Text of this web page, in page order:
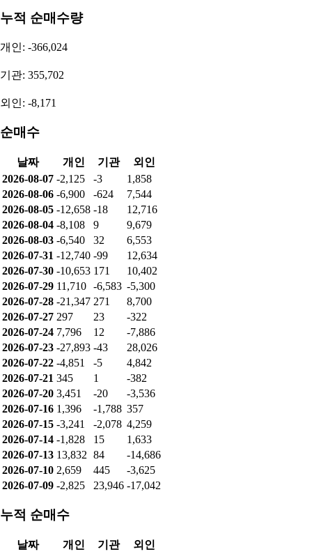
누적 순매수량
개인: -366,024
기관: 355,702
외인: -8,171
순매수
날짜 개인 기관
외인
2026-08-07 -2,125 -3
1,858
2026-08-06 -6,900 -624
7,544
2026-08-05 -12,658 -18
12,716
2026-08-04 -8,108 9
9,679
2026-08-03 -6,540 32
6,553
2026-07-31 -12,740 -99
12,634
2026-07-30 -10,653 171
10,402
2026-07-29 11,710 -6,583 -5,300
2026-07-28 -21,347 271
8,700
2026-07-27 297 23
-322
2026-07-24 7,796 12
-7,886
2026-07-23 -27,893 -43
28,026
2026-07-22 -4,851 -5
4,842
2026-07-21 345 1
-382
2026-07-20 3,451 -20
-3,536
2026-07-16 1,396 -1,788 357
2026-07-15 -3,241 -2,078 4,259
2026-07-14 -1,828 15
1,633
2026-07-13 13,832 84
-14,686
2026-07-10 2,659 445
-3,625
2026-07-09 -2,825 23,946 -17,042
누적 순매수
날짜 개인 기관
외인